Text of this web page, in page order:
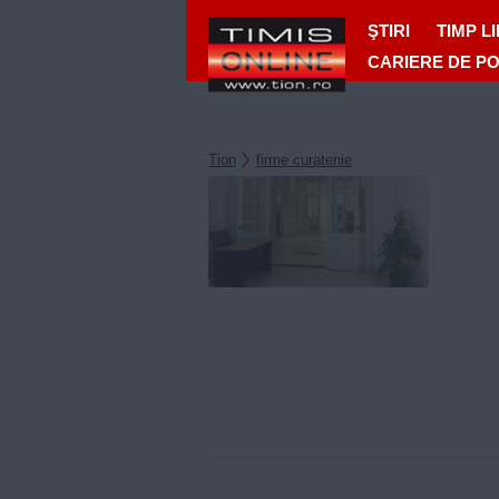
ŞTIRI TIMP
CARIERE DE
Tion firme curatenie